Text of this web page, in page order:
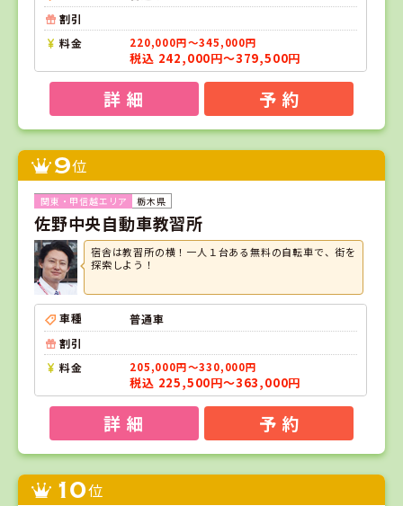
割引
料金
220,000円～345,000円
税込 242,000円～379,500円
詳 細 予 約
9位
栃木県
佐野中央自動車教習所
宿舎は教習所の横！一人１台ある無料の自転車で、街を
探索しよう！
車種
普通車
割引
料金
205,000円～330,000円
税込 225,500円～363,000円
詳 細 予 約
10位